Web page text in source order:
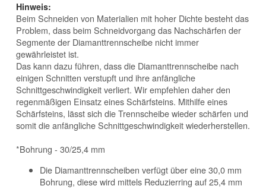
Hinweis:
Beim Schneiden von Materialien mit hoher Dichte besteht das
Problem, dass beim Schneidvorgang das Nachschärfen der
Segmente der Diamanttrennscheibe nicht immer
gewährleistet ist.
Das kann dazu führen, dass die Diamanttrennscheibe nach
einigen Schnitten verstupft und ihre anfängliche
Schnittgeschwindigkeit verliert. Wir empfehlen daher den
regenmäßigen Einsatz eines Schärfsteins. Mithilfe eines
Schärfsteins, lässt sich die Trennscheibe wieder schärfen und
somit die anfängliche Schnittgeschwindigkeit wiederherstellen.
*Bohrung - 30/25,4 mm
Die Diamanttrennscheiben verfügt über eine 30,0 mm
Bohrung, diese wird mittels Reduzierring auf 25,4 mm